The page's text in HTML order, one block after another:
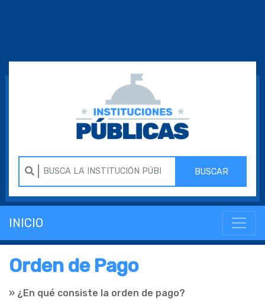
BUSCAR
INICIO
Orden de Pago
» ¿En qué consiste la orden de pago?